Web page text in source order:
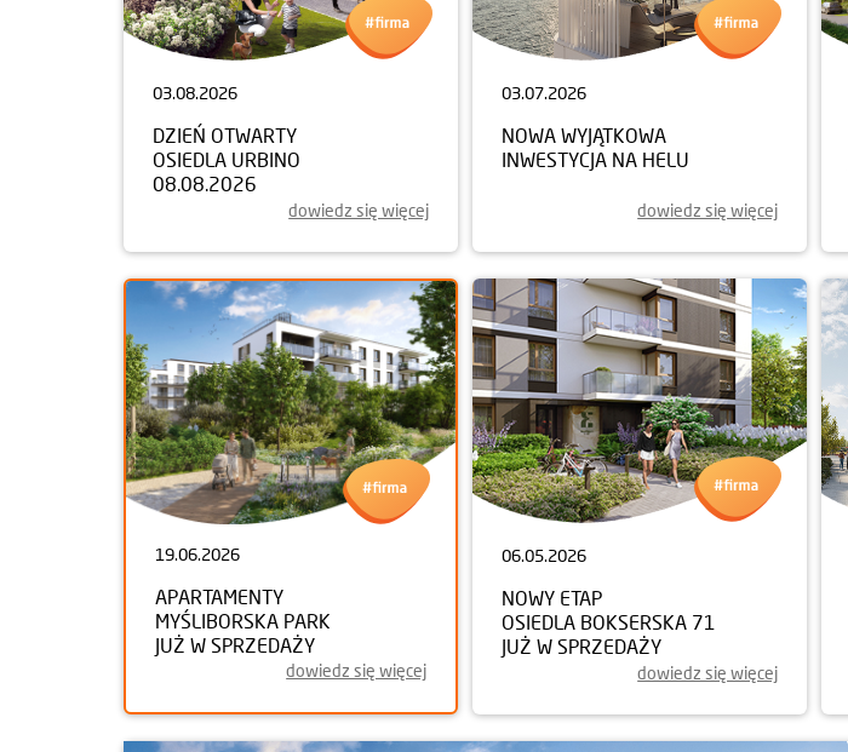
03.08.2026
DZIEŃ OTWARTY
OSIEDLA URBINO
08.08.2026
dowiedz się więcej
03.07.2026
NOWA WYJĄTKOWA
INWESTYCJA NA HELU
dowiedz się więcej
19.06.2026
APARTAMENTY
MYŚLIBORSKA PARK
JUŻ W SPRZEDAŻY
dowiedz się więcej
06.05.2026
NOWY ETAP
OSIEDLA BOKSERSKA 71
JUŻ W SPRZEDAŻY
dowiedz się więcej